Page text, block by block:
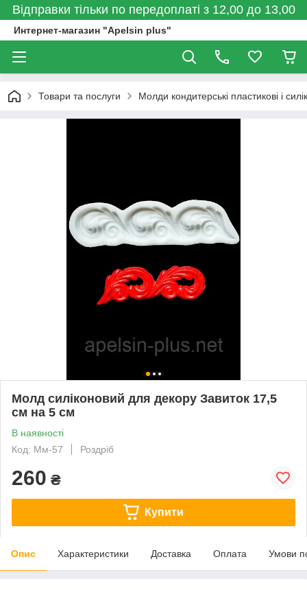
Відправки тільки по передоплаті з 12,00 до 13,00
Интернет-магазин "Apelsin plus"
Товари та послуги Молди кондитерські пластикові і
Молд силіконовий для декору Завиток 17,5
см на 5 см
В наявності
Код: Мм-57
Роздріб
260 ₴
Купити
Опис Характеристики Доставка Оплата Умови